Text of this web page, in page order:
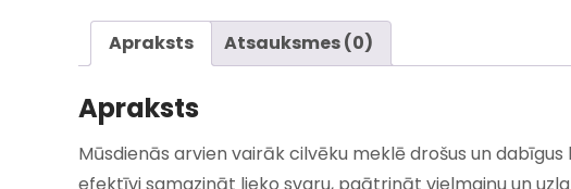
Apraksts Atsauksmes (0)
Apraksts
Mūsdienās arvien vairāk cilvēku meklē drošus un
efektīvi samazināt lieko svaru, paātrināt vielmaiņu un